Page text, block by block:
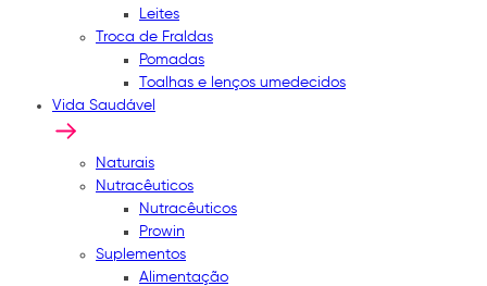
Leites
Troca de Fraldas
Pomadas
Toalhas e lenços umedecidos
Vida Saudável
Naturais
Nutracêuticos
Nutracêuticos
Prowin
Suplementos
Alimentação